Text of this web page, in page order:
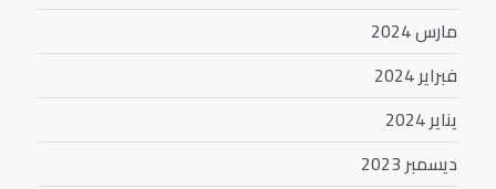
مارس 2024
فبراير 2024
يناير 2024
ديسمبر 2023